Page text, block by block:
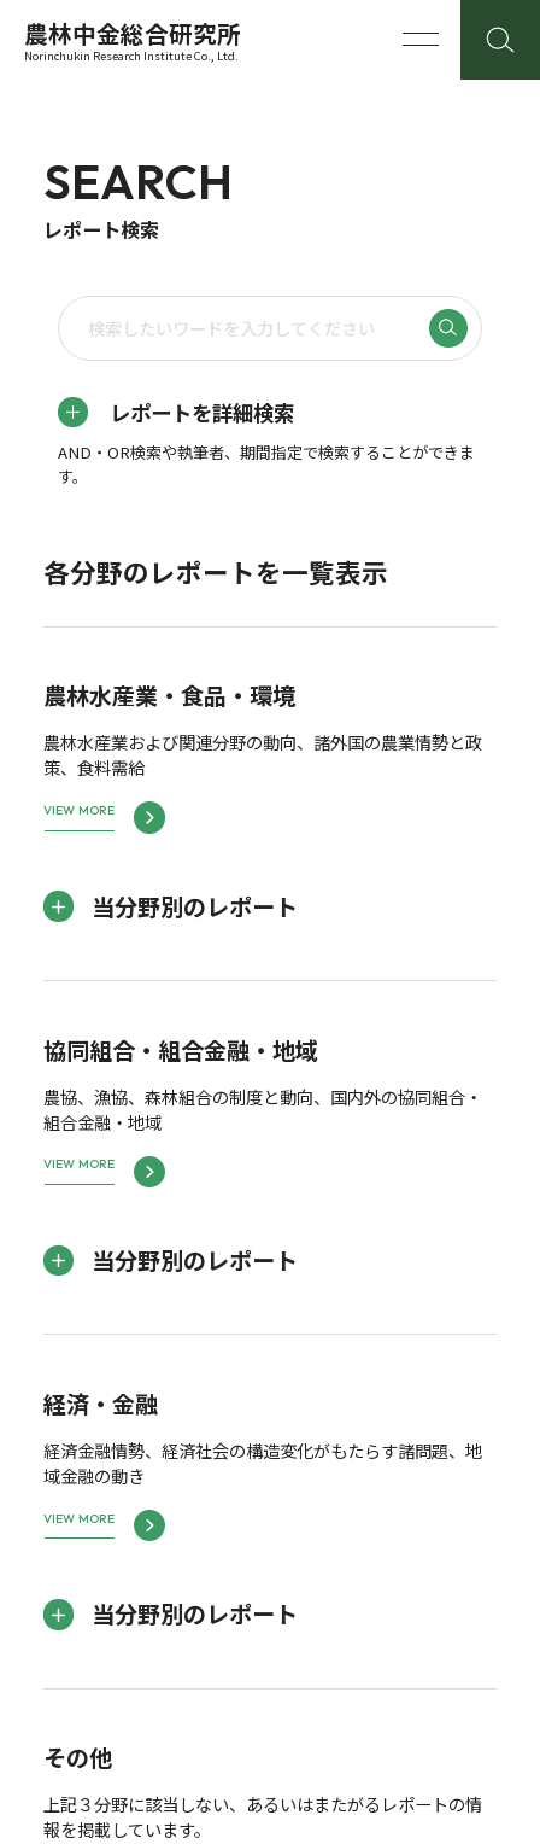
農林中金総合研究所
Norinchukin Research Institute Co., Ltd.
SEARCH
レポート検索
レポートを詳細検索
AND・OR検索や執筆者、期間指定で検索することができま
す。
各分野のレポートを一覧表示
農林水産業・食品・環境
農林水産業および関連分野の動向、諸外国の農業情勢と政
策、食料需給
VIEW MORE
当分野別のレポート
協同組合・組合金融・地域
農協、漁協、森林組合の制度と動向、国内外の協同組合・
組合金融・地域
VIEW MORE
当分野別のレポート
経済・金融
経済金融情勢、経済社会の構造変化がもたらす諸問題、地
域金融の動き
VIEW MORE
当分野別のレポート
その他
上記３分野に該当しない、あるいはまたがるレポートの情
報を掲載しています。